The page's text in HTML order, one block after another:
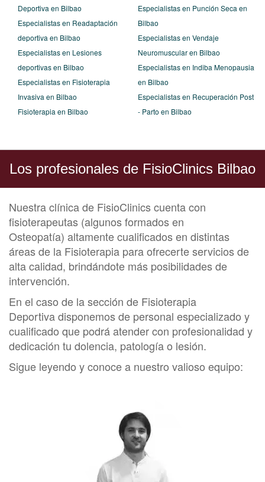
Deportiva en Bilbao
Especialistas en Readaptación
deportiva en Bilbao
Especialistas en Lesiones
deportivas en Bilbao
Especialistas en Fisioterapia
Invasiva en Bilbao
Fisioterapia en Bilbao
Especialistas en Punción Seca en
Bilbao
Especialistas en Vendaje
Neuromuscular en Bilbao
Especialistas en Indiba Menopausia
en Bilbao
Especialistas en Recuperación Post
- Parto en Bilbao
Los profesionales de FisioClinics Bilbao
Nuestra clínica de FisioClinics cuenta con
fisioterapeutas (algunos formados en
Osteopatía) altamente cualificados en distintas
áreas de la Fisioterapia para ofrecerte servicios de
alta calidad, brindándote más posibilidades de
intervención.
En el caso de la sección de Fisioterapia
Deportiva disponemos de personal especializado y
cualificado que podrá atender con profesionalidad y
dedicación tu dolencia, patología o lesión.
Sigue leyendo y conoce a nuestro valioso equipo: